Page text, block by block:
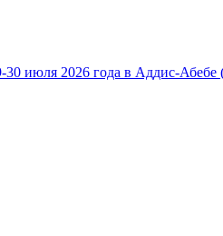
июля 2026 года в Аддис-Абебе